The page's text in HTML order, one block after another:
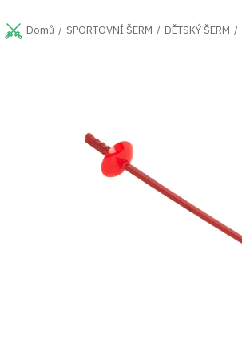
na
obsahDomů SPORTOVNÍ ŠERM DĚTSKÝ ŠERM